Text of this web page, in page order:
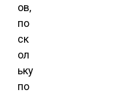
ов,
по
ск
ол
ьку
по